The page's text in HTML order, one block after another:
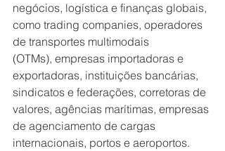
negócios, logística e finanças globais,
como trading companies, operadores
de transportes multimodais
(OTMs), empresas importadoras e
exportadoras, instituições bancárias,
sindicatos e federações, corretoras de
valores, agências marítimas, empresas
de agenciamento de cargas
internacionais, portos e aeroportos.